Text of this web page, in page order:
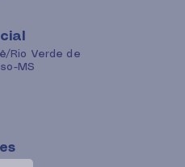
Rio Verde de
MS